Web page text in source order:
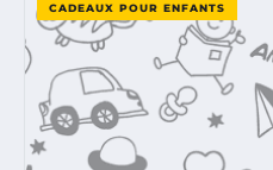
CADEAUX POUR ENFANTS